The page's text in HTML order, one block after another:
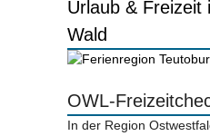
Urlaub & Freizeit
Wald
OWL-
In der Region